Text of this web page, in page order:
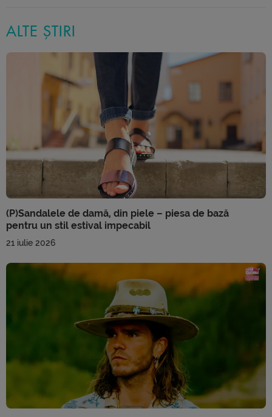
ALTE ȘTIRI
(P)Sandalele de damă, din piele – piesa de bază
pentru un stil estival impecabil
21 iulie 2026